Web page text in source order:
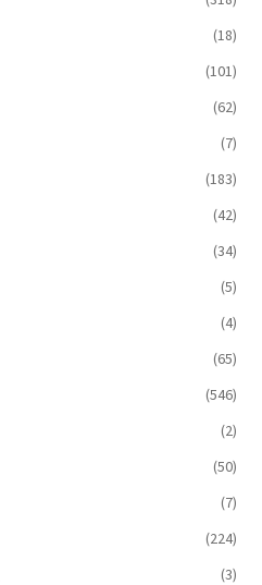
(18)
(101)
(62)
(7)
(183)
(42)
(34)
(5)
(4)
(65)
(546)
(2)
(50)
(7)
(224)
(3)